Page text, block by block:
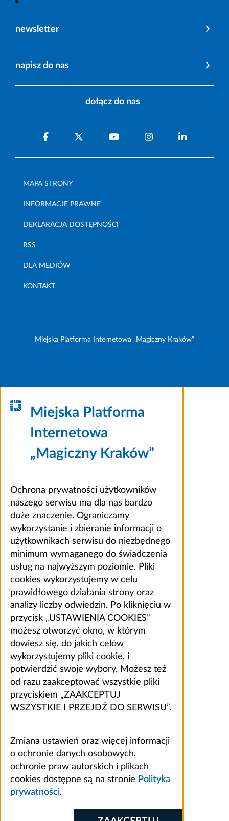
newsletter
napisz do nas
dołącz do nas
MAPA STRONY
INFORMACJE PRAWNE
DEKLARACJA DOSTĘPNOŚCI
RSS
DLA MEDIÓW
KONTAKT
Miejska Platforma Internetowa „Magiczny Kraków”
Miejska Platforma
Internetowa
„Magiczny Kraków”
Ochrona prywatności użytkowników
naszego serwisu ma dla nas bardzo
duże znaczenie. Ograniczamy
wykorzystanie i zbieranie informacji o
użytkownikach serwisu do niezbędnego
minimum wymaganego do świadczenia
usług na najwyższym poziomie. Pliki
cookies wykorzystujemy w celu
prawidłowego działania strony oraz
analizy liczby odwiedzin. Po kliknięciu w
przycisk „USTAWIENIA COOKIES”
możesz otworzyć okno, w którym
dowiesz się, do jakich celów
wykorzystujemy pliki cookie, i
potwierdzić swoje wybory. Możesz też
od razu zaakceptować wszystkie pliki
przyciskiem „ZAAKCEPTUJ
WSZYSTKIE I PRZEJDŹ DO SERWISU”.
Zmiana ustawień oraz więcej informacji
o ochronie danych osobowych,
ochronie praw autorskich i plikach
cookies dostępne są na stronie Polityka
prywatności.